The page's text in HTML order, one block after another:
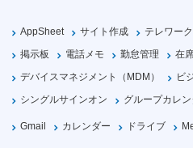
AppSheet サイト作成
テレワーク
掲示板
電話メモ 勤怠管理
在
デバイスマネジメント（MDM）
ビ
シングルサインオン
グループカレ
Gmail カレンダー ドライブ